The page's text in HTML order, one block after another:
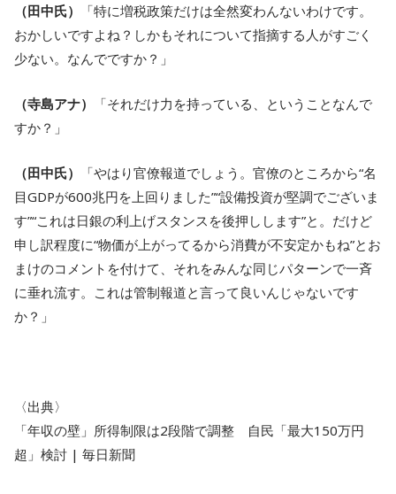
（田中氏）
「特に増税政策だけは全然変わんないわけです。
おかしいですよね？しかもそれについて指摘する人がすごく
少ない。なんでですか？」
（寺島アナ）
「それだけ力を持っている、ということなんで
すか？」
（田中氏）
「やはり官僚報道でしょう。官僚のところから“名
目GDPが600兆円を上回りました”“設備投資が堅調でございま
す”“これは日銀の利上げスタンスを後押しします”と。だけど
申し訳程度に“物価が上がってるから消費が不安定かもね”とお
まけのコメントを付けて、それをみんな同じパターンで一斉
に垂れ流す。これは管制報道と言って良いんじゃないです
か？」
〈出典〉
「年収の壁」所得制限は2段階で調整 自民「最大150万円
超」検討 | 毎日新聞